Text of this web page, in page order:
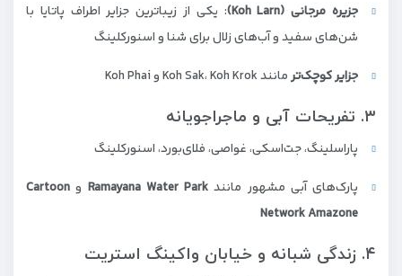
جزیره مرجانی (Koh Larn)
: یکی از زیباترین جزایر اطراف پاتایا با
شن‌های سفید و آب‌های زلال برای شنا و اسنورکلینگ
جزایر کوچک‌ترمانند Koh Sak، Koh Krok و Koh Phai
۳. تفریحات آبی و ماجراجویانه
پاراسلینگ، جت‌اسکی، غواصی، فلای‌بورد، اسنورکلینگ
پارک‌های آبی مشهور مانند Ramayana Water Park و Cartoon
Network Amazone
۴. زندگی شبانه و خیابان واکینگ استریت